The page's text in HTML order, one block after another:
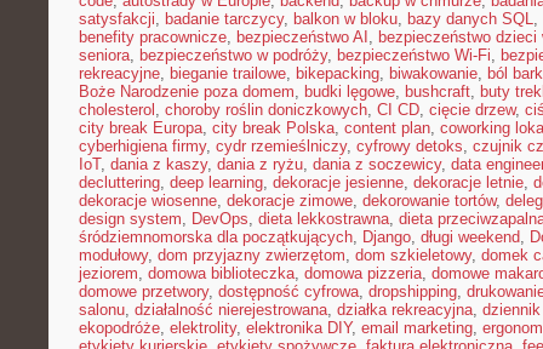
satysfakcji, badanie tarczycy, balkon w bloku, bazy danych SQL,
benefity pracownicze, bezpieczeństwo AI , bezpieczeństwo dzieci
seniora, bezpieczeństwo w podróży, bezpieczeństwo Wi-Fi,
rekreacyjne, bieganie trailowe, bikepacking, biwakowanie, ból
Boże Narodzenie poza domem, budki lęgowe, bushcraft, buty
cholesterol , choroby roślin doniczkowych, CI CD, cięcie drzew,
city break Europa, city break Polska, content plan, coworking
cyberhigiena firmy, cydr rzemieślniczy, cyfrowy detoks, czujnik
IoT, dania z kaszy, dania z ryżu, dania z soczewicy, data
decluttering, deep learning, dekoracje jesienne, dekoracje letnie,
dekoracje wiosenne, dekoracje zimowe, dekorowanie tortów,
design system, DevOps, dieta lekkostrawna, dieta
śródziemnomorska dla początkujących, Django, długi weekend,
modułowy, dom przyjazny zwierzętom, dom szkieletowy, domek
jeziorem, domowa biblioteczka, domowa pizzeria, domowe
domowe przetwory, dostępność cyfrowa, dropshipping,
salonu, działalność nierejestrowana, działka rekreacyjna,
ekopodróże, elektrolity, elektronika DIY, email marketing,